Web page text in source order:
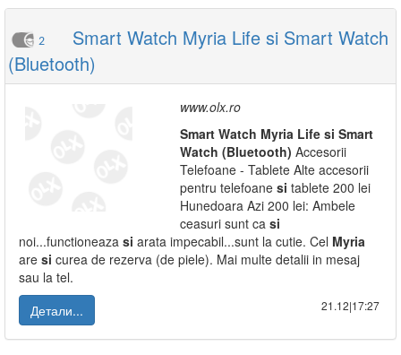
2
Smart Watch Myria Life si Smart Watch
(Bluetooth)
www.olx.ro
Smart Watch Myria Life si Smart
Watch (Bluetooth) Accesorii
Telefoane - Tablete Alte accesorii
pentru telefoane si tablete 200 lei
Hunedoara Azi 200 lei: Ambele
ceasuri sunt ca si
noi...functioneaza si arata impecabil...sunt la cutie. Cel Myria
are si curea de rezerva (de piele). Mai multe detalii in mesaj
sau la tel.
Детали...
21.12|17:27